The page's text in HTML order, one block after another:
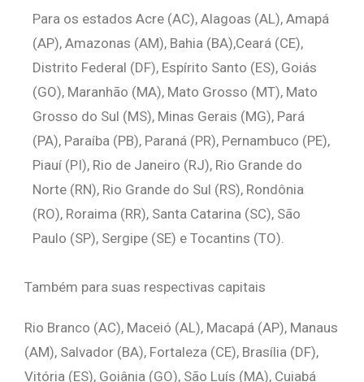
Para os estados Acre (AC), Alagoas (AL), Amapá
(AP), Amazonas (AM), Bahia (BA),Ceará (CE),
Distrito Federal (DF), Espírito Santo (ES), Goiás
(GO), Maranhão (MA), Mato Grosso (MT), Mato
Grosso do Sul (MS), Minas Gerais (MG), Pará
(PA), Paraíba (PB), Paraná (PR), Pernambuco (PE),
Piauí (PI), Rio de Janeiro (RJ), Rio Grande do
Norte (RN), Rio Grande do Sul (RS), Rondônia
(RO), Roraima (RR), Santa Catarina (SC), São
Paulo (SP), Sergipe (SE) e Tocantins (TO).
Também para suas respectivas capitais
Rio Branco (AC), Maceió (AL), Macapá (AP), Manaus
(AM), Salvador (BA), Fortaleza (CE), Brasília (DF),
Vitória (ES), Goiânia (GO), São Luís (MA), Cuiabá